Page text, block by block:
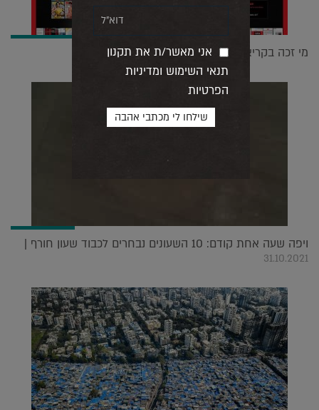
מי זכה בקריאייטיב הטוב של השנה? | 07.12.2022
ויפה שעה אחת קודם: 10 השעונים נבחרים לכבוד שעון חורף |
31.10.2021
אני מאשר/ת את תקנון
תנאי השימוש ומדיניות
הפרטיות